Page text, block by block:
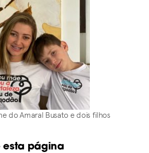
do Amaral Busato e dois filhos
esta página